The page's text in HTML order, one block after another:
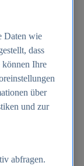
Daten wie
dass
können Ihre
über
und zur
abfragen.